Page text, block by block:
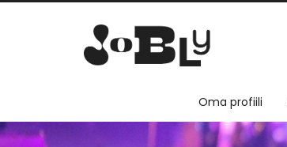
Oma profiili